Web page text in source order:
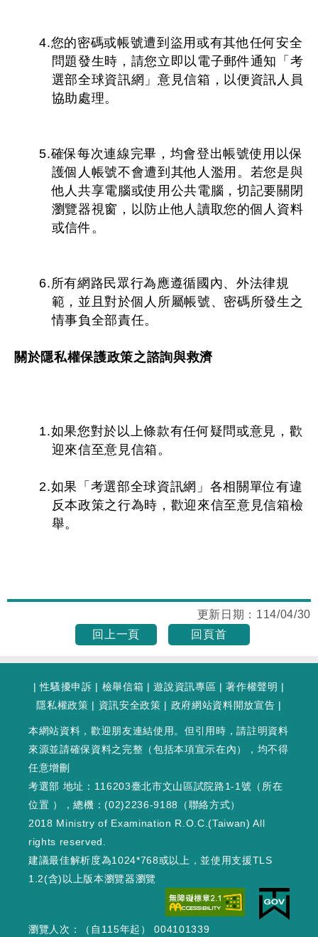
4.您的密碼或帳號遭到盜用或有其他任何安全
問題發生時，請您立即以電子郵件通知「考
選部全球資訊網」意見信箱，以便資訊人員
協助處理。
5.確保每次連線完畢，均會登出帳號使用以保
護個人帳號不會遭到其他人濫用。若您是與
他人共享電腦或使用公共電腦，切記要關閉
瀏覽器視窗，以防止他人讀取您的個人資料
或信件。
6.所有網路民眾行為應遵循國內、外法律規
範，並且對於個人所屬帳號、密碼所發生之
情事負全部責任。
關於隱私權保護政策之諮詢與救濟
1.如果您對於以上條款有任何疑問或意見，歡
迎來信至意見信箱。
2.如果「考選部全球資訊網」各相關單位有違
反本政策之行為時，歡迎來信至意見信箱檢
舉。
更新日期： 114/04/30
回上一頁
回頁首
|性騷擾申訴 | 檢舉信箱 |遊說資訊專區 |著作權聲明 |
隱私權政策 | 資訊安全政策 | 政府網站資料開放宣告 |
本網站資料，歡迎朋友連結使用。但引用時，請註明資料
來源並請確保資料之完整（包括本項宣示在內），均不得
任意增刪
考選部 地址：116203臺北市文山區試院路1-1號（ 所在
位置 ），總機：(02)2236-9188（聯絡方式）
2018 Ministry of Examination R.O.C.(Taiwan) All
rights reserved.
建議最佳解析度為1024*768或以上，並使用支援TLS
1.2(含)以上版本瀏覽器瀏覽
瀏覽人次：（自115年起） 004101339